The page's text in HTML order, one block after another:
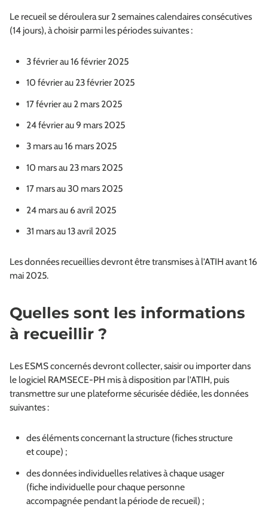
Le recueil se déroulera sur 2 semaines calendaires consécutives
(14 jours), à choisir parmi les périodes suivantes :
3 février au 16 février 2025
10 février au 23 février 2025
17 février au 2 mars 2025
24 février au 9 mars 2025
3 mars au 16 mars 2025
10 mars au 23 mars 2025
17 mars au 30 mars 2025
24 mars au 6 avril 2025
31 mars au 13 avril 2025
Les données recueillies devront être transmises à l’ATIH avant 16
mai 2025.
Quelles sont les informations
à recueillir ?
Les ESMS concernés devront collecter, saisir ou importer dans
le logiciel RAMSECE-PH mis à disposition par l’ATIH, puis
transmettre sur une plateforme sécurisée dédiée, les données
suivantes :
des éléments concernant la structure (fiches structure
et coupe) ;
des données individuelles relatives à chaque usager
(fiche individuelle pour chaque personne
accompagnée pendant la période de recueil) ;